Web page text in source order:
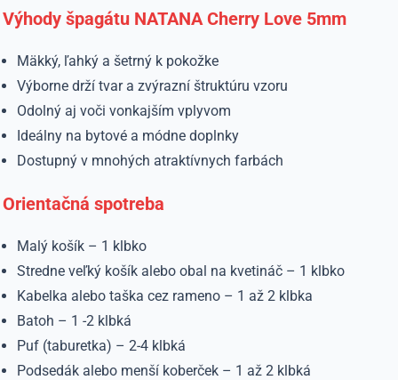
Výhody špagátu NATANA Cherry Love 5mm
Mäkký, ľahký a šetrný k pokožke
Výborne drží tvar a zvýrazní štruktúru vzoru
Odolný aj voči vonkajším vplyvom
Ideálny na bytové a módne doplnky
Dostupný v mnohých atraktívnych farbách
Orientačná spotreba
Malý košík – 1 klbko
Stredne veľký košík alebo obal na kvetináč – 1 klbko
Kabelka alebo taška cez rameno – 1 až 2 klbka
Batoh – 1 -2 klbká
Puf (taburetka) – 2-4 klbká
Podsedák alebo menší koberček – 1 až 2 klbká